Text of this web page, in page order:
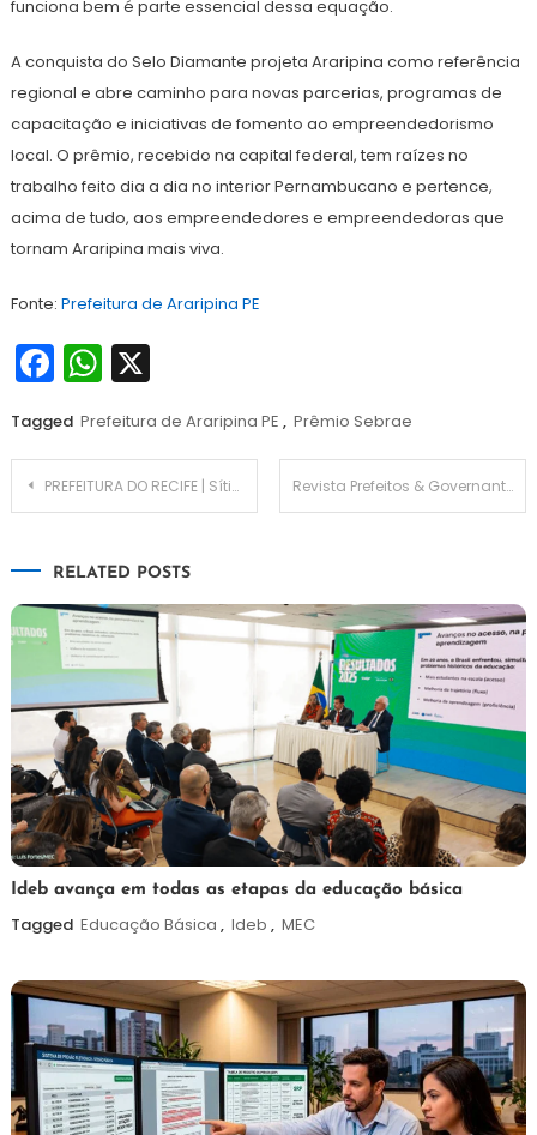
funciona bem é parte essencial dessa equação.
A conquista do Selo Diamante projeta Araripina como referência
regional e abre caminho para novas parcerias, programas de
capacitação e iniciativas de fomento ao empreendedorismo
local. O prêmio, recebido na capital federal, tem raízes no
trabalho feito dia a dia no interior Pernambucano e pertence,
acima de tudo, aos empreendedores e empreendedoras que
tornam Araripina mais viva.
Fonte: Prefeitura de Araripina PE
Facebook
WhatsApp
X
Tagged Prefeitura de Araripina PE , Prêmio Sebrae
Navegação
PREFEITURA DO RECIFE | Sítio Trindade recebe 18ª Exposição Culinária Afro-brasileira amanhã (17) Revista Prefeitos & Governantes n°99 – As inovações e tendências da Bett Brasil 2026 e os reflexos na educação pública
RELATED POSTS
6
de
agosto
2026
Maurilio
Ideb avança em todas as etapas da educação básica
Tagged Educação Básica , Ideb , MEC